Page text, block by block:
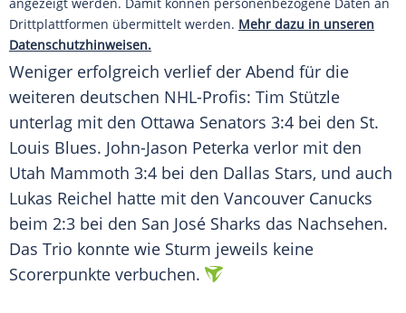
angezeigt werden. Damit können personenbezogene Daten an
Drittplattformen übermittelt werden. Mehr dazu in unseren
Datenschutzhinweisen.
Weniger erfolgreich verlief der Abend für die
weiteren deutschen NHL-Profis: Tim Stützle
unterlag mit den Ottawa Senators 3:4 bei den St.
Louis Blues. John-Jason Peterka verlor mit den
Utah Mammoth 3:4 bei den Dallas Stars, und auch
Lukas Reichel hatte mit den Vancouver Canucks
beim 2:3 bei den San José Sharks das Nachsehen.
Das Trio konnte wie Sturm jeweils keine
Scorerpunkte verbuchen.